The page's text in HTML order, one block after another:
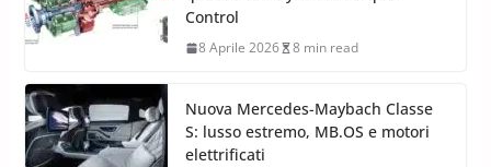
Control
8 Aprile 2026 8 min read
Nuova Mercedes-Maybach Classe
S: lusso estremo, MB.OS e motori
elettrificati